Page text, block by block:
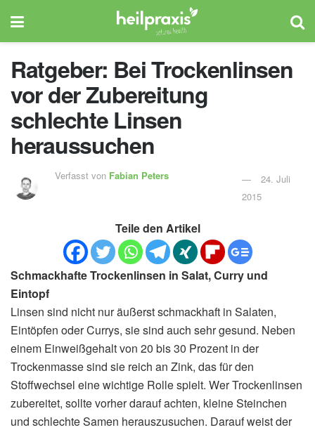
Ratgeber: Bei Trockenlinsen
vor der Zubereitung
schlechte Linsen
heraussuchen
Verfasst von Fabian Peters
24. Juli
2015
Teile den Artikel
Schmackhafte Trockenlinsen in Salat, Curry und
Eintopf
Linsen sind nicht nur äußerst schmackhaft in Salaten,
Eintöpfen oder Currys, sie sind auch sehr gesund. Neben
einem Einweißgehalt von 20 bis 30 Prozent in der
Trockenmasse sind sie reich an Zink, das für den
Stoffwechsel eine wichtige Rolle spielt. Wer Trockenlinsen
zubereitet, sollte vorher darauf achten, kleine Steinchen
und schlechte Samen herauszusuchen. Darauf weist der